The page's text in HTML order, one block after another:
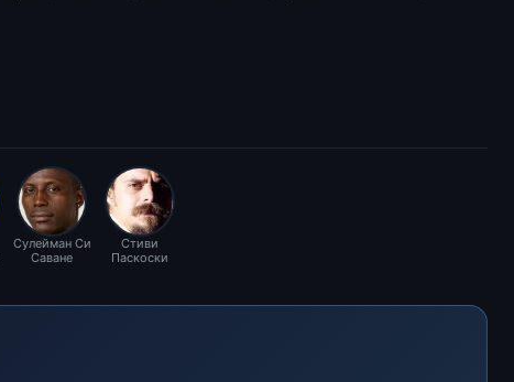
Сулейман Си
Саване
Стиви
Паскоски